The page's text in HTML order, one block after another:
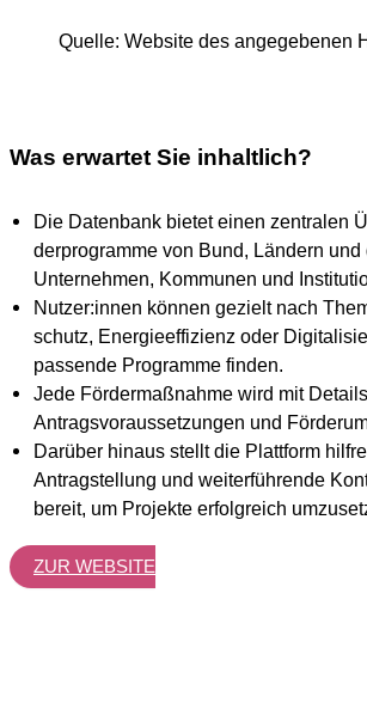
Quel­le: Web­site des ange­ge­be­nen
Was erwartet Sie inhaltlich?
Die Daten­bank bie­tet einen zen­tra­len
der­pro­gram­me von Bund, Län­dern und
Unter­neh­men, Kom­mu­nen und
Nutzer:innen kön­nen gezielt nach
schutz, Ener­gie­ef­fi­zi­enz oder
pas­sen­de Pro­gram­me fin­den.
Jede För­der­maß­nah­me wird mit
Antrags­vor­aus­set­zun­gen und
Dar­über hin­aus stellt die Platt­form
Antrag­stel­lung und wei­ter­füh­ren­de
bereit, um Pro­jek­te erfolg­reich
ZUR WEB­SITE